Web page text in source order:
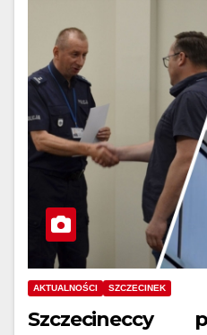
AKTUALNOŚCI SZCZECINEK
Szczecineccy